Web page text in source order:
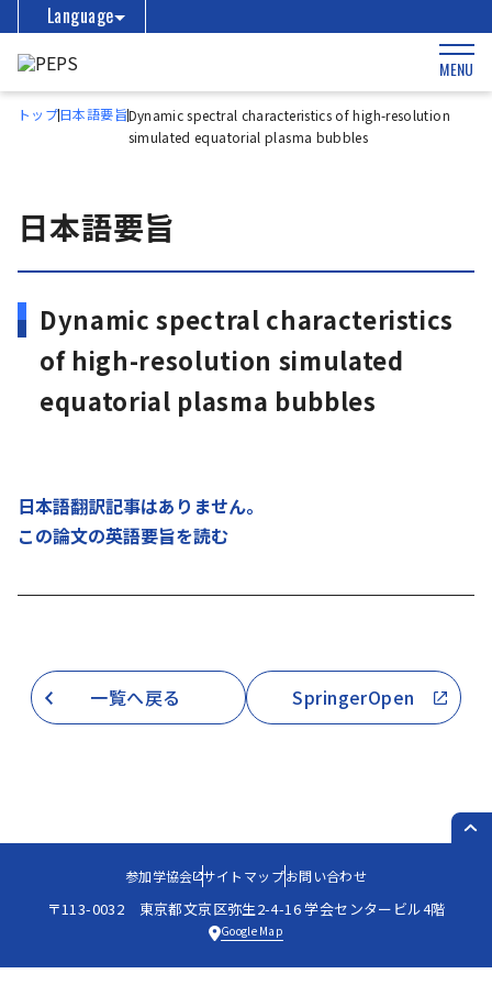
Language
MENU
トップ日本語要旨Dynamic spectral characteristics of high-resolution
simulated equatorial plasma bubbles
日本語要旨
Dynamic spectral characteristics
of high-resolution simulated
equatorial plasma bubbles
日本語翻訳記事はありません。
この論文の英語要旨を読む
一覧へ戻る SpringerOpen
参加学協会 サイトマップお問い合わせ
〒113-0032 東京都文京区弥生2-4-16 学会センタービル4階
Google Map